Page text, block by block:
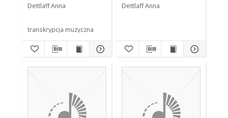
Dettlaff Anna
transkrypcja muzyczna
Dettlaff Anna